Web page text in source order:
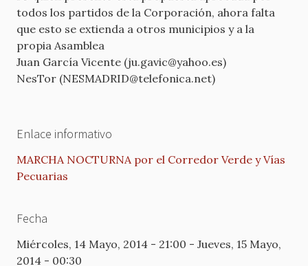
todos los partidos de la Corporación, ahora falta
que esto se extienda a otros municipios y a la
propia Asamblea
Juan García Vicente (ju.gavic@yahoo.es)
NesTor (NESMADRID@telefonica.net)
Enlace informativo
MARCHA NOCTURNA por el Corredor Verde y Vías
Pecuarias
Fecha
Miércoles, 14 Mayo, 2014 - 21:00 - Jueves, 15 Mayo,
2014 - 00:30